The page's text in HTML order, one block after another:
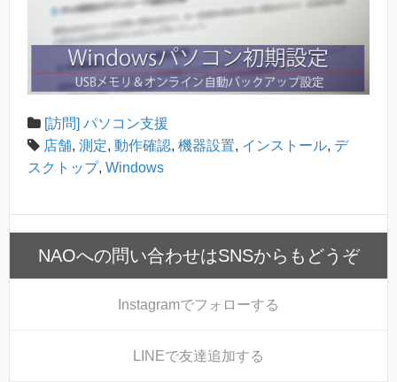
[訪問] パソコン支援
店舗, 測定, 動作確認, 機器設置, インストール, デ
スクトップ, Windows
NAOへの問い合わせはSNSからもどうぞ
Instagramでフォローする
LINEで友達追加する